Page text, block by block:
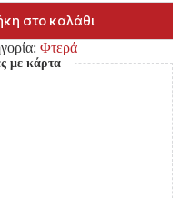
στο καλάθι
Φτερά
με κάρτα